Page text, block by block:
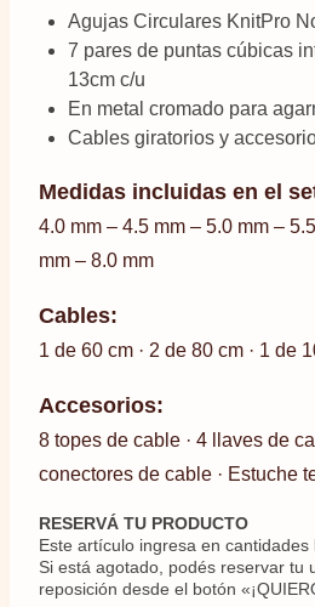
Agujas Circulares KnitPro
7 pares de puntas cúbicas
13cm c/u
En metal cromado para
Cables giratorios y
Medidas incluidas en el
4.0 mm – 4.5 mm – 5.0 mm –
mm – 8.0 mm
Cables:
1 de 60 cm · 2 de 80 cm · 1 de
Accesorios:
8 topes de cable · 4 llaves de
conectores de cable · Estuche
RESERVÁ TU PRODUCTO
Este artículo ingresa en cantidades
Si está agotado, podés reservar tu
reposición desde el botón